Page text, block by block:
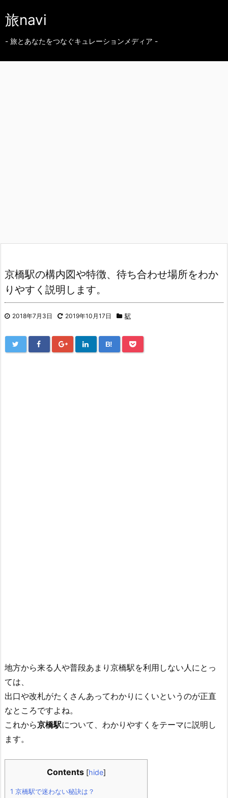
旅navi
- 旅とあなたをつなぐキュレーションメディア -
京橋駅の構内図や特徴、待ち合わせ場所をわか
りやすく説明します。
2018年7月3日 2019年10月17日 駅
B!
地方から来る人や普段あまり京橋駅を利用しない人にとっ
ては、
出口や改札がたくさんあってわかりにくいというのが正直
なところですよね。
これから京橋駅について、わかりやすくをテーマに説明し
ます。
Contents [hide]
1 京橋駅で迷わない秘訣は？